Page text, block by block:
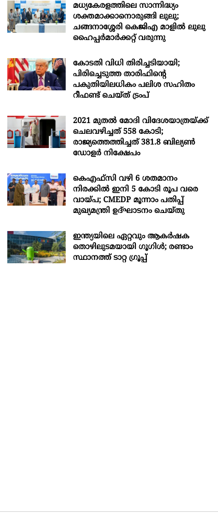
മധ്യകേരളത്തിലെ സാന്നിദ്ധ്യം
ശക്തമാക്കാനൊരുങ്ങി ലുലു;
ചങ്ങനാശ്ശേരി കെജിഎ മാളിൽ ലുലു
ഹൈപ്പർമാർക്കറ്റ് വരുന്നു
കോടതി വിധി തിരിച്ചടിയായി;
പിരിച്ചെടുത്ത താരിഫിന്‍റെ
പകുതിയിലധികം പലിശ സഹിതം
റീഫണ്ട് ചെയ്ത് ട്രംപ്
2021 മുതൽ മോദി വിദേശയാത്രയ്ക്ക്
ചെലവഴിച്ചത് 558 കോടി;
രാജ്യത്തെത്തിച്ചത് 381.8 ബില്യൺ
ഡോളർ നിക്ഷേപം
കെഎഫ്സി വഴി 6 ശതമാനം
നിരക്കിൽ ഇനി 5 കോടി രൂപ വരെ
വായ്പ; CMEDP മൂന്നാം പതിപ്പ്
മുഖ്യമന്ത്രി ഉദ്ഘാടനം ചെയ്തു
ഇന്ത്യയിലെ ഏറ്റവും ആകര്‍ഷക
തൊഴിലുടമയായി ഗൂഗിള്‍; രണ്ടാം
സ്ഥാനത്ത് ടാറ്റ ഗ്രൂപ്പ്